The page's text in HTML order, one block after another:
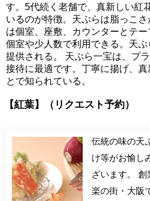
す。5代続く老舗で、真新しい紅
いるのが特徴。天ぷらは脂っこ
は個室、座敷、カウンターとテ
個室や少人数で利用できる。天
提供される。 天ぷら一宝は、プ
接待に最適です。丁寧に揚げ、
とで知られている。
【紅葉】（リクエスト予約）
伝統の味の天
け等がお愉し
ざいます。
楽の街・大阪